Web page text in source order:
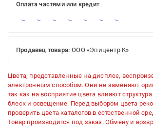
Оплата частями или кредит
Продавец товара: ООО «Эпицентр К»
Цвета, представленные на дисплее,
электронным способом. Они не заменяют
так как на восприятие цвета влияют
блеск и освещение. Перед выбором цвета
проверить цвета каталогов в естественной
Товар производится под заказ. Обмену и